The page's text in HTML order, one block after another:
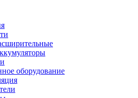
оборудование